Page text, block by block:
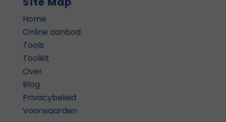
Home
Online aanbod
Tools
Toolkit
Over
Blog
Privacybeleid
Voorwaarden